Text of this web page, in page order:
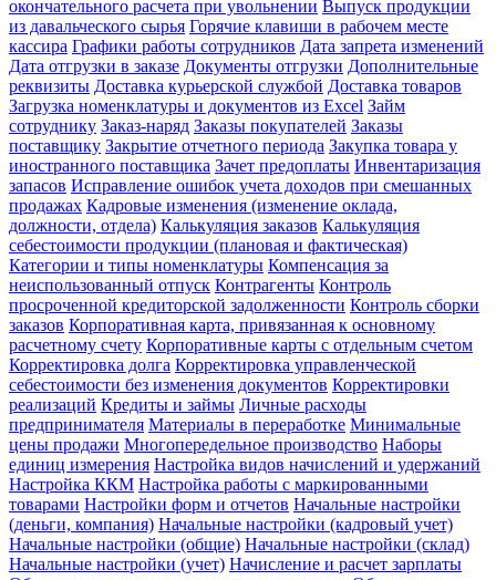
окончательного расчета при увольнении Выпуск продукции
из давальческого сырья Горячие клавиши в рабочем месте
кассира Графики работы сотрудников Дата запрета изменений
Дата отгрузки в заказе Документы отгрузки Дополнительные
реквизиты Доставка курьерской службой Доставка товаров
Загрузка номенклатуры и документов из Excel Займ
сотруднику Заказ-наряд Заказы покупателей Заказы
поставщику Закрытие отчетного периода Закупка товара у
иностранного поставщика Зачет предоплаты Инвентаризация
запасов Исправление ошибок учета доходов при смешанных
продажах Кадровые изменения (изменение оклада,
должности, отдела) Калькуляция заказов Калькуляция
себестоимости продукции (плановая и фактическая)
Категории и типы номенклатуры Компенсация за
неиспользованный отпуск Контрагенты Контроль
просроченной кредиторской задолженности Контроль сборки
заказов Корпоративная карта, привязанная к основному
расчетному счету Корпоративные карты с отдельным счетом
Корректировка долга Корректировка управленческой
себестоимости без изменения документов Корректировки
реализаций Кредиты и займы Личные расходы
предпринимателя Материалы в переработке Минимальные
цены продажи Многопередельное производство Наборы
единиц измерения Настройка видов начислений и удержаний
Настройка ККМ Настройка работы с маркированными
товарами Настройки форм и отчетов Начальные настройки
(деньги, компания) Начальные настройки (кадровый учет)
Начальные настройки (общие) Начальные настройки (склад)
Начальные настройки (учет) Начисление и расчет зарплаты